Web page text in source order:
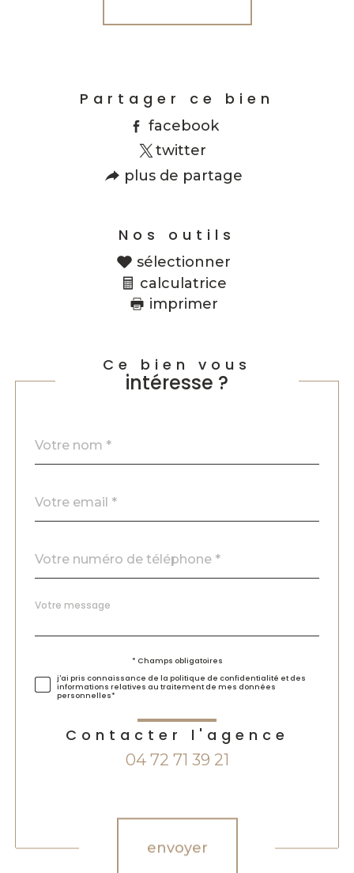
Partager ce bien
facebook
twitter
plus de partage
Nos outils
sélectionner
calculatrice
imprimer
Ce bien vous
intéresse ?
par
défaut
*
*
*
Fieldset
Message
*
* Champs obligatoires
j'ai pris connaissance de la politique de confidentialité et des
informations relatives au traitement de mes données
personnelles*
Contacter l'agence
04 72 71 39 21
envoyer